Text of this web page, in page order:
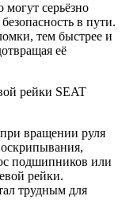
серьёзно
в пути.
тем быстрее и
её
рейки SEAT
вращении руля
подшипников или
рейки.
трудным для